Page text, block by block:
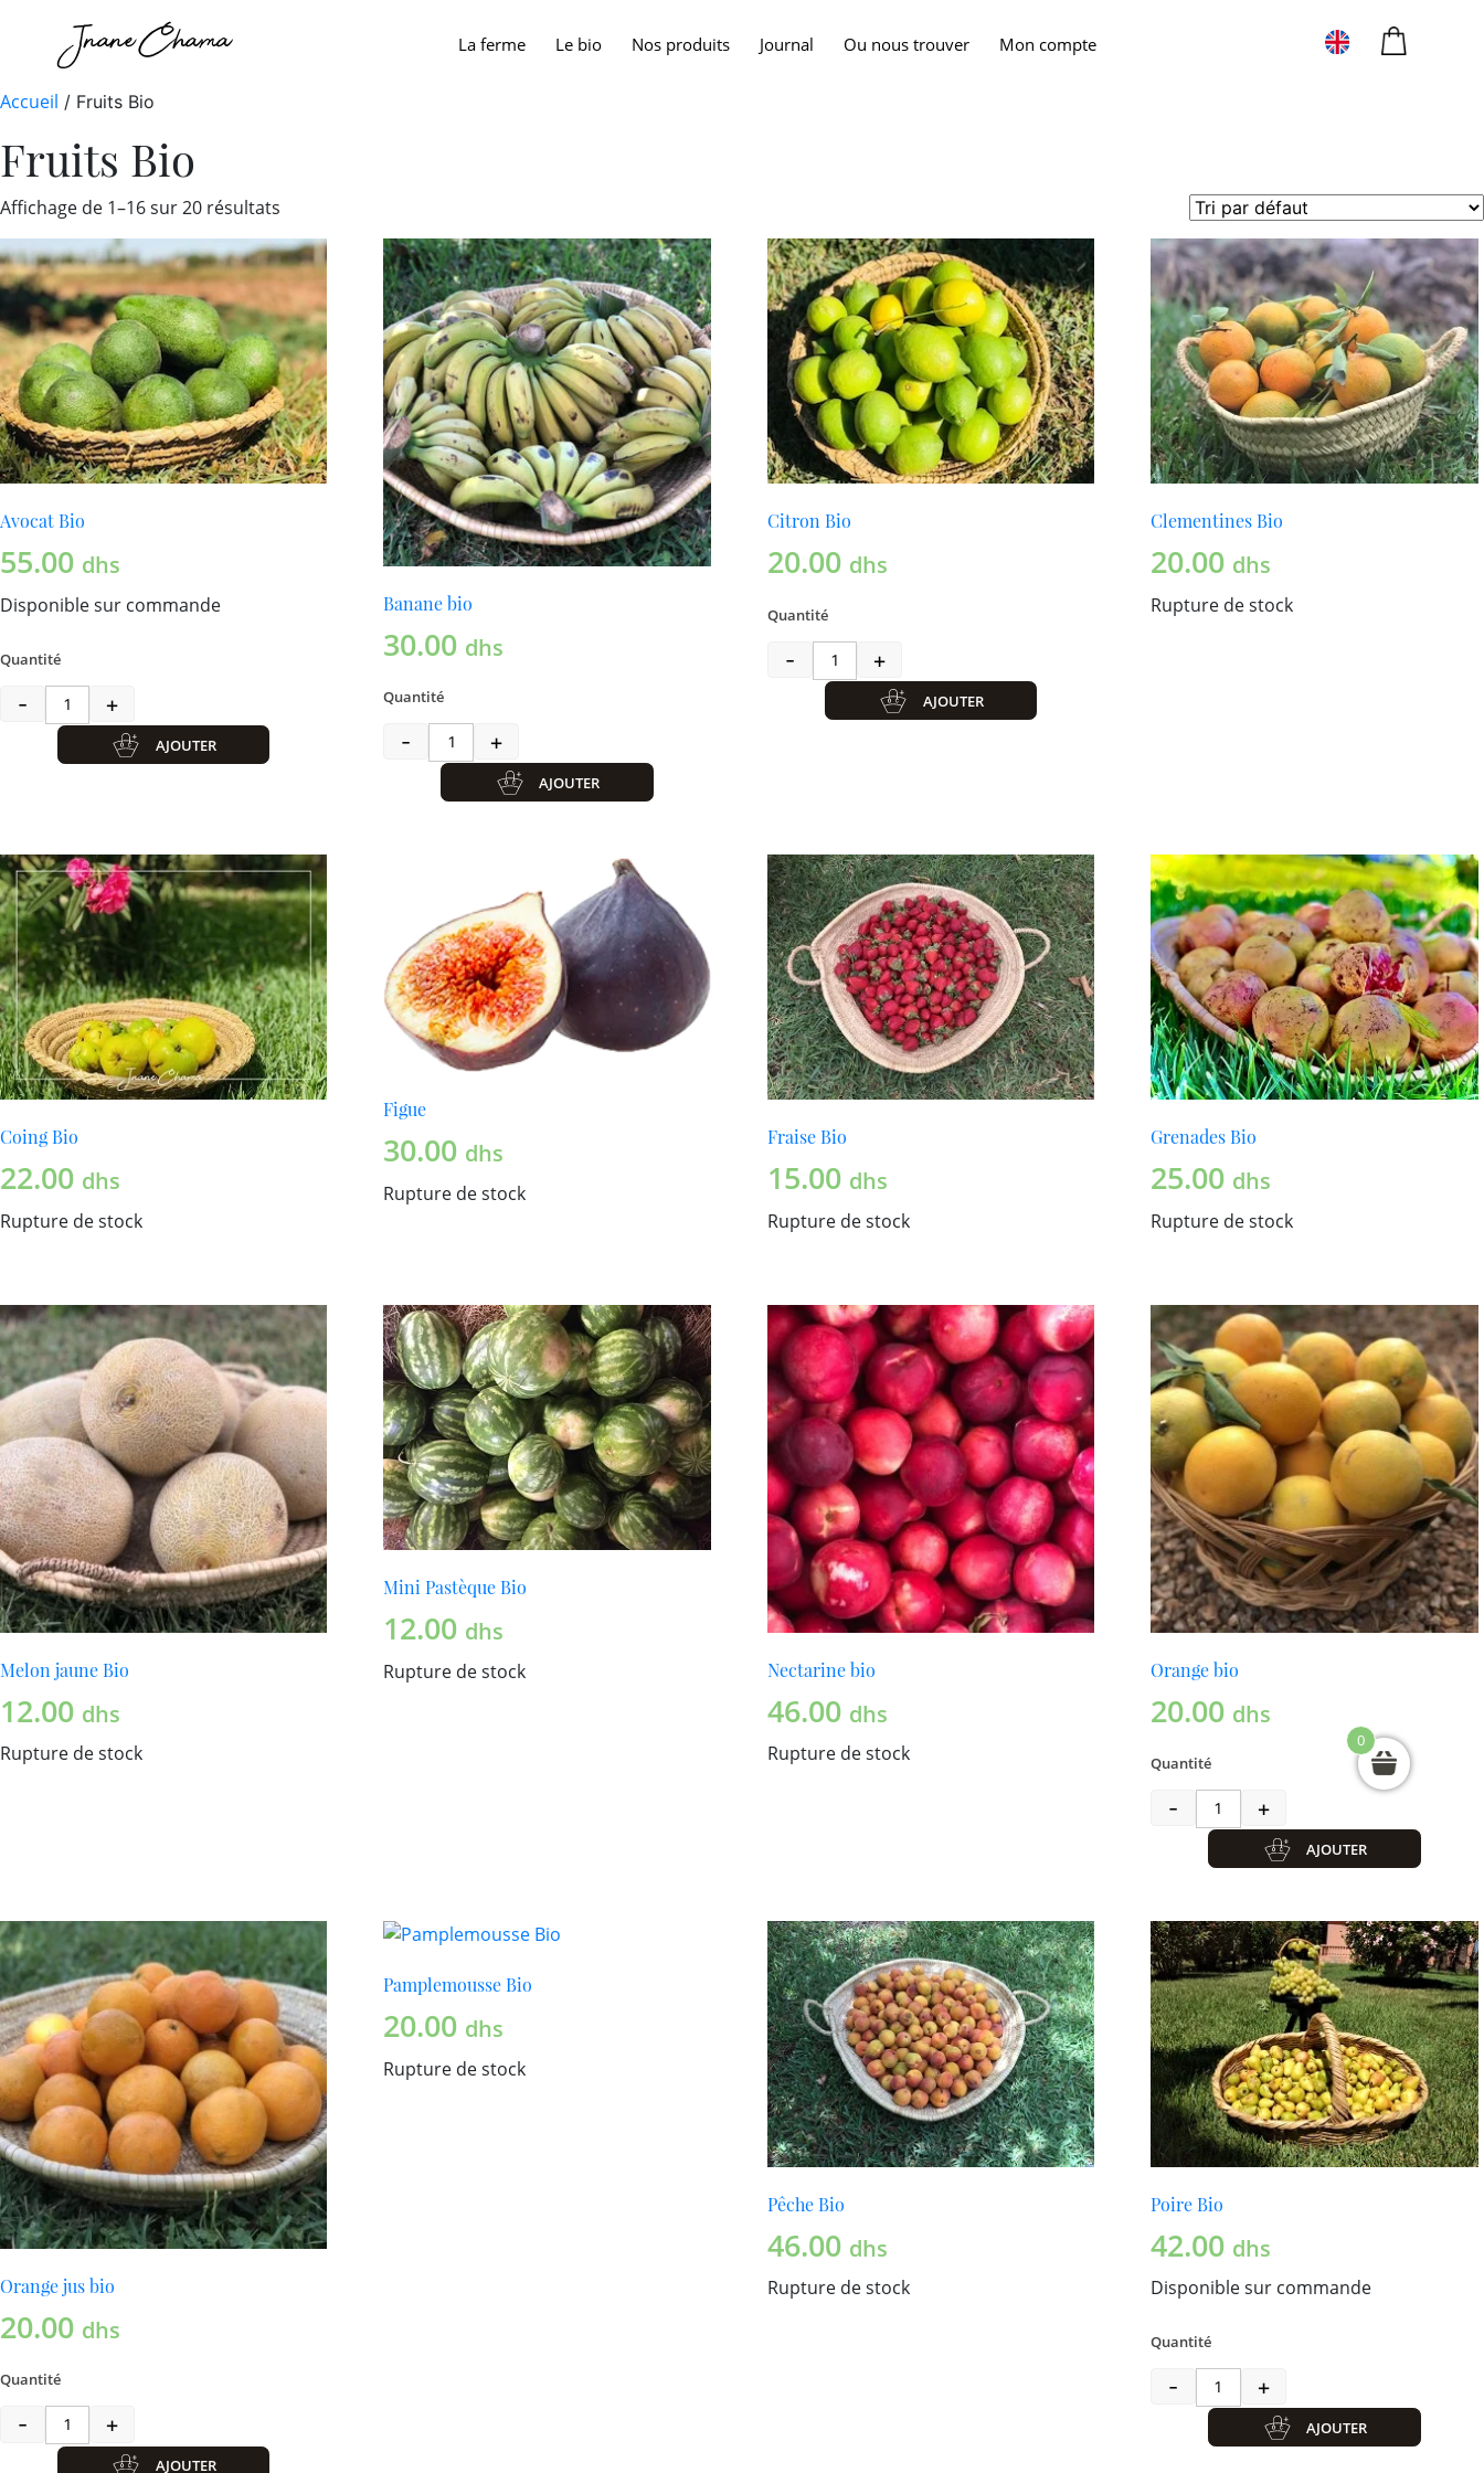
0
Jnane Chama La ferme Le bio Nos produits Journal Ou nous trouver Mon compte
Accueil / Fruits Bio
Fruits Bio
Affichage de 1–16 sur 20 résultats
Avocat Bio
55.00 dhs
Disponible sur commande
Quantité
quantité de Avocat Bio
- +
AJOUTER
Banane bio
30.00 dhs
Quantité
quantité de Banane bio
- +
AJOUTER
Citron Bio
20.00 dhs
Quantité
quantité de Citron Bio
- +
AJOUTER
Clementines Bio
20.00 dhs
Rupture de stock
Coing Bio
22.00 dhs
Rupture de stock
Figue
30.00 dhs
Rupture de stock
Fraise Bio
15.00 dhs
Rupture de stock
Grenades Bio
25.00 dhs
Rupture de stock
Melon jaune Bio
12.00 dhs
Rupture de stock
Mini Pastèque Bio
12.00 dhs
Rupture de stock Nectarine bio
46.00 dhs
Rupture de stock
Orange bio
20.00 dhs
Quantité
quantité de Orange bio
- +
AJOUTER
Orange jus bio
20.00 dhs
Quantité
quantité de Orange jus bio
- +
AJOUTER
Pamplemousse Bio
20.00 dhs
Rupture de stock
Pêche Bio
46.00 dhs
Rupture de stock
Poire Bio
42.00 dhs
Disponible sur commande
Quantité
quantité de Poire Bio
- +
AJOUTER